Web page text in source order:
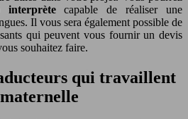
interprètecapable de réaliser une
Il vous sera également possible de
qui peuvent vous fournir un devis
souhaitez faire.
qui travaillent